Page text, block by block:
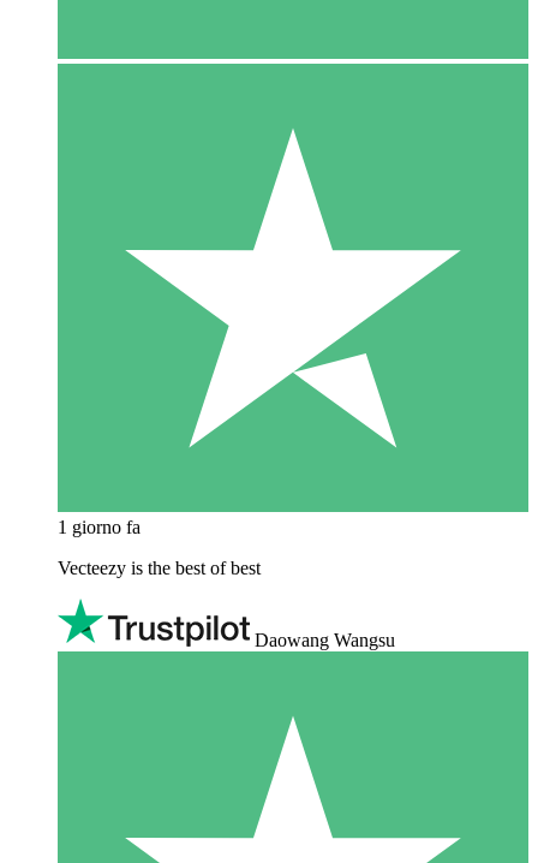
1 giorno fa
Vecteezy is the best of best
Daowang Wangsu